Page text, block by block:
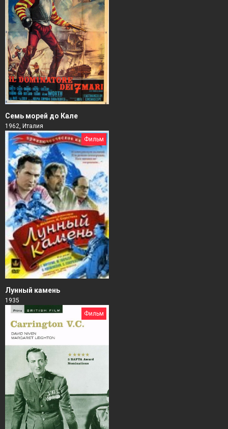
Семь морей до Кале
1962, Италия
Фильм
Лунный камень
1935
Фильм